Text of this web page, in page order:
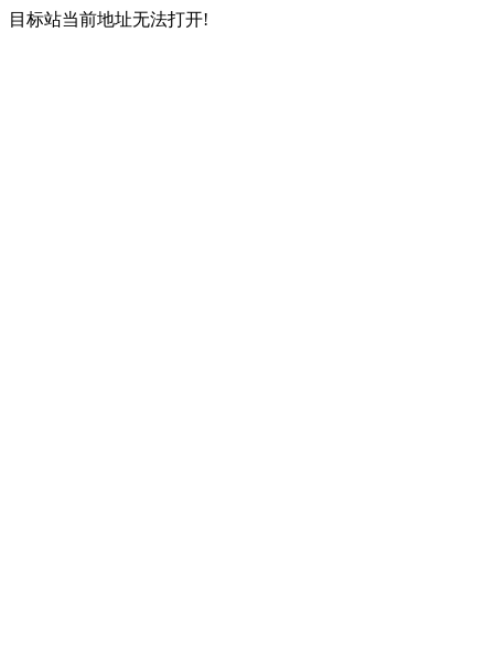
目标站当前地址无法打开!